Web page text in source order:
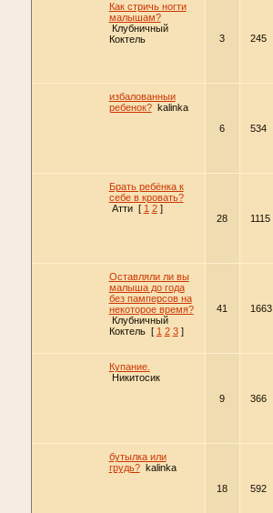
Как стричь ногти
малышам?
Клубничный
Коктель
3 245
избалованныи
ребенок? kalinka
6
534
Брать ребёнка к
себе в кровать?
Атти [ 1 2 ]
28
1115
Оставляли ли вы
малыша до года
без памперсов на
некоторое время?
Клубничный
Коктель [ 1 2 3 ]
41 1663
Купание.
Никитосик
9
366
бутылка или
грудь? kalinka
18
592